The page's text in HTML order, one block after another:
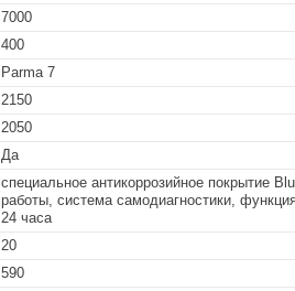
7000
400
Parma 7
2150
2050
Да
специальное антикоррозийное покрытие
работы, система самодиагностики,
24 часа
20
590